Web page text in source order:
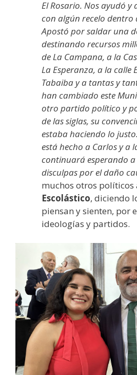
El Rosario. Nos ayudó y
con algún recelo dentro
Apostó por saldar una
destinando recursos
de La Campana, a la
La Esperanza, a la calle
Tabaiba y a tantas y
han cambiado este
otro partido político y
de las siglas, su
estaba haciendo lo
está hecho a Carlos y a
continuará esperando
disculpas por el daño
muchos otros políticos
Escolástico, diciendo
piensan y sienten, por
ideologías y partidos.